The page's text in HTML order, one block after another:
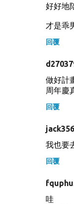
好好地
才是乖
回覆
做好計
周年慶
回覆
我也要
回覆
哇